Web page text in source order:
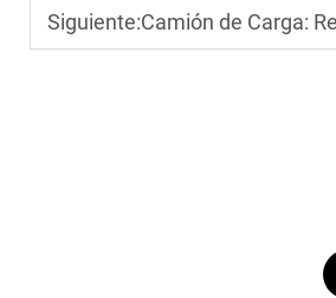
Siguiente:Camión de Carga: Reduzca el Tiempo de Entrega con Este Modelo de